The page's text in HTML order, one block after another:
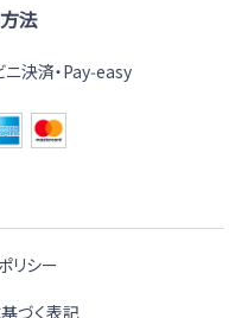
法
ニ決済・Pay‑easy
リシー
づく表記